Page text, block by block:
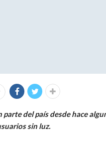
del país desde hace
sin luz.